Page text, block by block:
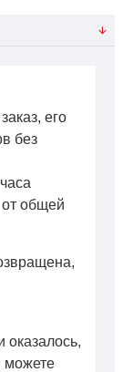
его
без
общей
оказалось,
можете